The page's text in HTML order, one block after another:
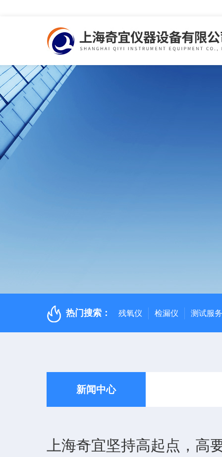
热门搜索： 残氧仪 检漏仪 测试服务
新闻中心
上海奇宜坚持高起点，高